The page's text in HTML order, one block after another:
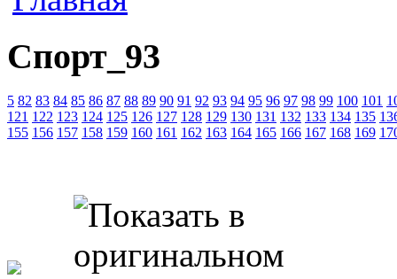
Спорт_93
5 82 83 84 85 86 87 88 89 90 91 92 93 94 95 96 97 98 99 100 101
121 122 123 124 125 126 127 128 129 130 131 132 133 134 135
155 156 157 158 159 160 161 162 163 164 165 166 167 168 169